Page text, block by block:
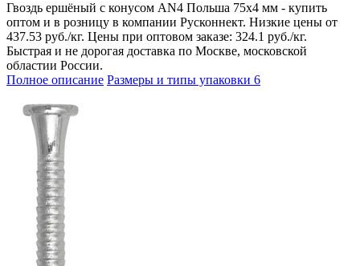
Гвоздь ершёный с конусом AN4 Польша 75х4 мм - купить
оптом и в розницу в компании Русконнект. Низкие цены от
437.53 руб./кг. Цены при оптовом заказе: 324.1 руб./кг.
Быстрая и не дорогая доставка по Москве, московской
областии России.
Полное описание Размеры и типы упаковки 6